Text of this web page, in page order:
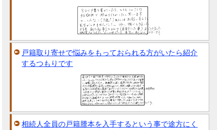
戸籍取り寄せで悩みをもっておられる方がいたら紹介
するつもりです
相続人全員の戸籍謄本を入手するという事で途方にく